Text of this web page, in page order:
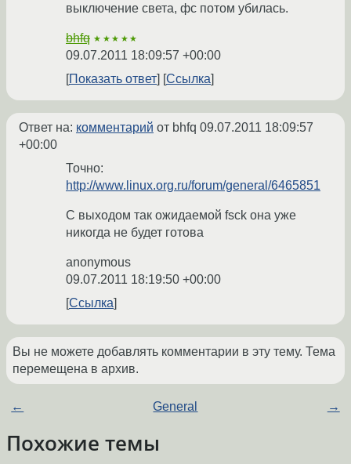
выключение света, фс потом убилась.
bhfq ★★★★★
09.07.2011 18:09:57 +00:00
Показать ответ
Ссылка
Ответ на: комментарий от bhfq 09.07.2011 18:09:57
+00:00
Точно:
http://www.linux.org.ru/forum/general/6465851
С выходом так ожидаемой fsck она уже
никогда не будет готова
anonymous
09.07.2011 18:19:50 +00:00
Ссылка
Вы не можете добавлять комментарии в эту тему. Тема
перемещена в архив.
← General →
Похожие темы